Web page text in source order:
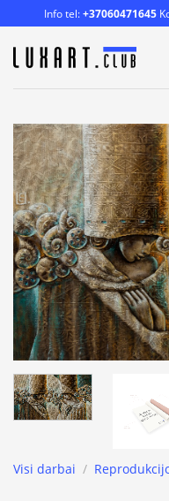
to
content
Info tel:+37060471645
Visi darbai /